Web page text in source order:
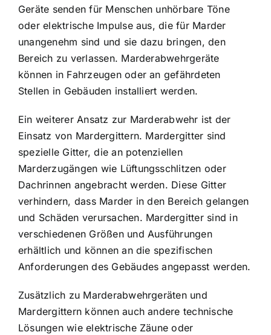
Geräte senden für Menschen unhörbare Töne
oder elektrische Impulse aus, die für Marder
unangenehm sind und sie dazu bringen, den
Bereich zu verlassen. Marderabwehrgeräte
können in Fahrzeugen oder an gefährdeten
Stellen in Gebäuden installiert werden.
Ein weiterer Ansatz zur Marderabwehr ist der
Einsatz von Mardergittern. Mardergitter sind
spezielle Gitter, die an potenziellen
Marderzugängen wie Lüftungsschlitzen oder
Dachrinnen angebracht werden. Diese Gitter
verhindern, dass Marder in den Bereich gelangen
und Schäden verursachen. Mardergitter sind in
verschiedenen Größen und Ausführungen
erhältlich und können an die spezifischen
Anforderungen des Gebäudes angepasst werden.
Zusätzlich zu Marderabwehrgeräten und
Mardergittern können auch andere technische
Lösungen wie elektrische Zäune oder